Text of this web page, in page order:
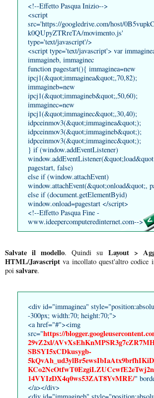
<!--Effetto Pasqua Inizio-->
<script
src='https://googledrive.com/host/
k0QUpyZTRreTA/movimento.js'
type='text/javascript'/>
<script type='text/javascript'> var
immagineb, immaginec
function pagestart(){ immaginea=new
ipcj1(&quot;immaginea&quot;,70,82);
immagineb=new
ipcj1(&quot;immagineb&quot;,50,60);
immaginec=new
ipcj1(&quot;immaginec&quot;,30,40);
idpceinmov3(&quot;immaginea&quot;);
idpceinmov3(&quot;immagineb&quot;);
idpceinmov3(&quot;immaginec&quot;);
} if (window.addEventListener)
pagestart, false)
else if (window.attachEvent)
window.attachEvent(&quot;onload&quot;,
else if (document.getElementByid)
window.onload=pagestart </script>
<!--Effetto Pasqua Fine -
www.ideepercomputeredinternet.com-->
Salvate il modello. Quindi su Layout >
HTML/Javascript va incollato quest'altro codice
poi salvare.
<div id="immaginea"
-300px; width:70; height:70;">
<a href="#"><img
src="https://
29vZ2xl/
SBSYI5xCDkusygb-
14VYIzDX4q0ws53ZAT8YvMRE/"
</a></div>